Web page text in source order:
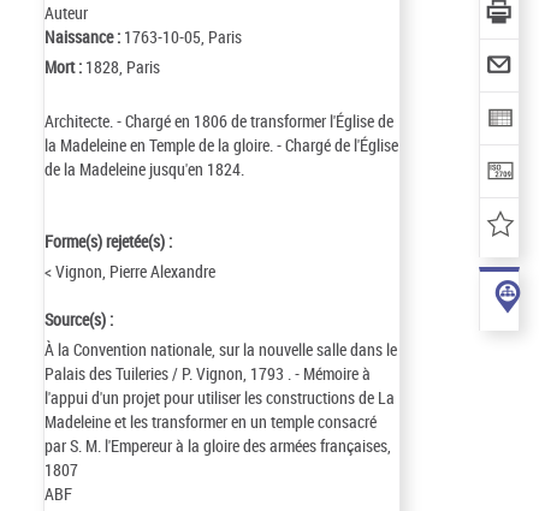
Auteur
Naissance : 1763-10-05, Paris
Mort : 1828, Paris
Architecte. - Chargé en 1806 de transformer l'Église de
la Madeleine en Temple de la gloire. - Chargé de l'Église
de la Madeleine jusqu'en 1824.
Forme(s) rejetée(s) :
< Vignon, Pierre Alexandre
Source(s) :
À la Convention nationale, sur la nouvelle salle dans le
Palais des Tuileries / P. Vignon, 1793 . - Mémoire à
l'appui d'un projet pour utiliser les constructions de La
Madeleine et les transformer en un temple consacré
par S. M. l'Empereur à la gloire des armées françaises,
1807
ABF